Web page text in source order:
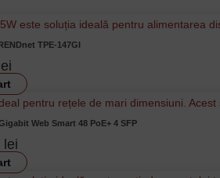
TPE-147GI
lei
Web Smart 48 PoE+ 4 SFP
lei